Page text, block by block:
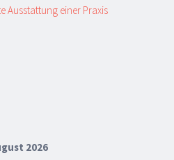
Ausstattung einer Praxis
2026